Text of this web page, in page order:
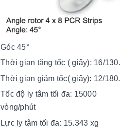
Góc 45°
Thời gian tăng tốc ( giây): 16/130.
Thời gian giảm tốc( giây): 12/180.
Tốc độ ly tâm tối đa: 15000
vòng/phút
Lực ly tâm tối đa: 15.343 xg